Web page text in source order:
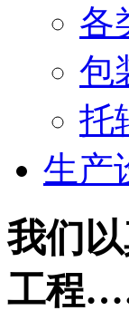
各
包
托
生产
我们
工程